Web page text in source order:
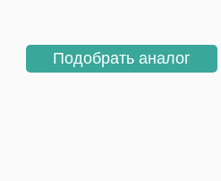
Подобрать аналог